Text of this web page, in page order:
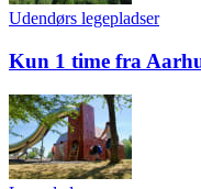
Udendørs legepladser
Kun 1 time fra